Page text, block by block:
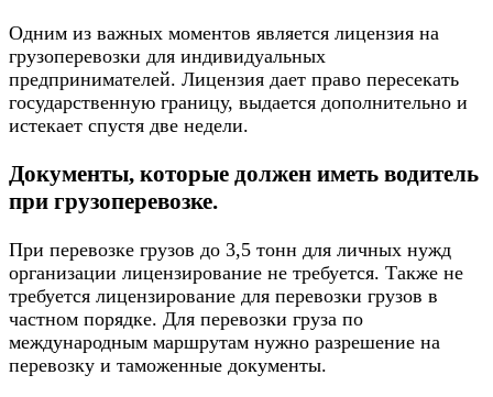
Одним из важных моментов является лицензия на
грузоперевозки для индивидуальных
предпринимателей. Лицензия дает право пересекать
государственную границу, выдается дополнительно и
истекает спустя две недели.
Документы, которые должен иметь водитель
при грузоперевозке.
При перевозке грузов до 3,5 тонн для личных нужд
организации лицензирование не требуется. Также не
требуется лицензирование для перевозки грузов в
частном порядке. Для перевозки груза по
международным маршрутам нужно разрешение на
перевозку и таможенные документы.